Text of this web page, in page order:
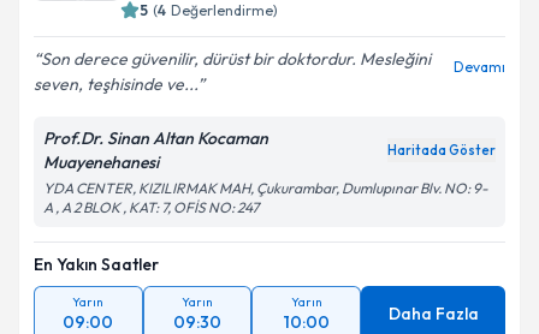
5 (4 Değerlendirme)
Son derece güvenilir, dürüst bir doktordur. Mesleğini
seven, teşhisinde ve...
Devamı
Prof.Dr. Sinan Altan Kocaman
Muayenehanesi
Haritada Göster
YDA CENTER, KIZILIRMAK MAH, Çukurambar, Dumlupınar Blv. NO: 9-
A , A 2 BLOK , KAT: 7, OFİS NO: 247
En Yakın Saatler
Yarın
09:00
Yarın
09:30
Yarın
10:00 Daha Fazla